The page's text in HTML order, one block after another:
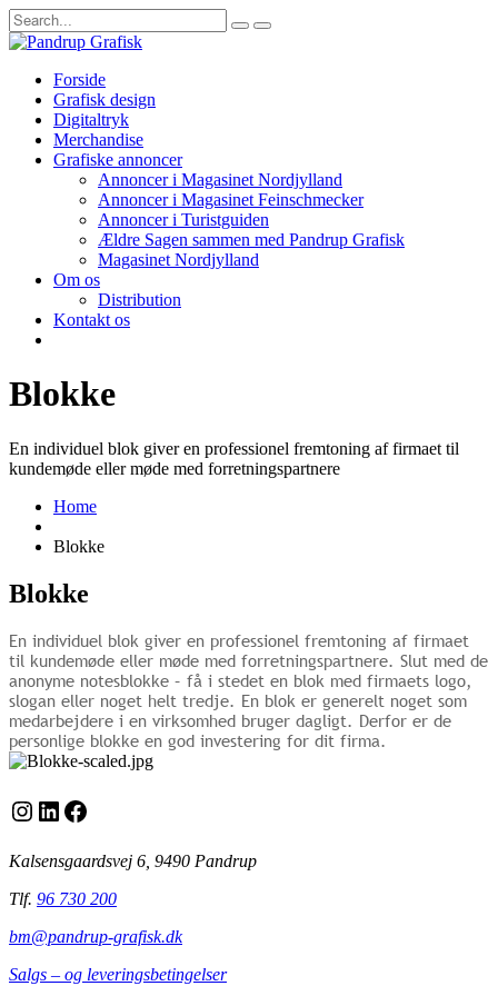
Forside
Grafisk design
Digitaltryk
Merchandise
Grafiske annoncer
Annoncer i Magasinet Nordjylland
Annoncer i Magasinet Feinschmecker
Annoncer i Turistguiden
Ældre Sagen sammen med Pandrup Grafisk
Magasinet Nordjylland
Om os
Distribution
Kontakt os
Blokke
En individuel blok giver en professionel fremtoning af firmaet til
kundemøde eller møde med forretningspartnere
Home
Blokke
Blokke
En individuel blok giver en professionel fremtoning af firmaet
til kundemøde eller møde med forretningspartnere. Slut med de
anonyme notesblokke – få i stedet en blok med firmaets logo,
slogan eller noget helt tredje. En blok er generelt noget som
medarbejdere i en virksomhed bruger dagligt. Derfor er de
personlige blokke en god investering for dit firma.
Instagram
LinkedIn
Facebook
Kalsensgaardsvej 6, 9490 Pandrup
Tlf. 96 730 200
bm@pandrup-grafisk.dk
Salgs – og leveringsbetingelser